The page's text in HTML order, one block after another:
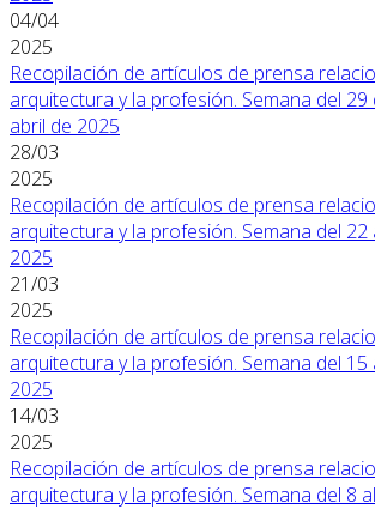
04/04
2025
Recopilación de artículos de prensa
arquitectura y la profesión. Semana del
abril de 2025
28/03
2025
Recopilación de artículos de prensa
arquitectura y la profesión. Semana del
2025
21/03
2025
Recopilación de artículos de prensa
arquitectura y la profesión. Semana del
2025
14/03
2025
Recopilación de artículos de prensa
arquitectura y la profesión. Semana del 8